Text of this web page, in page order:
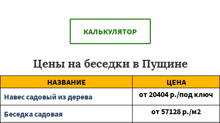
КАЛЬКУЛЯТОР
Цены на беседки в Пущине
НАЗВАНИЕ
ЦЕНА
Навес садовый из дерева
от20404 р./под ключ
Беседка садовая
от57128 р./м2